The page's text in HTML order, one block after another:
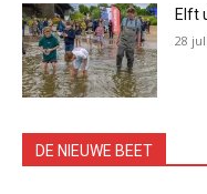
Elft
28
DE NIEUWE BEET